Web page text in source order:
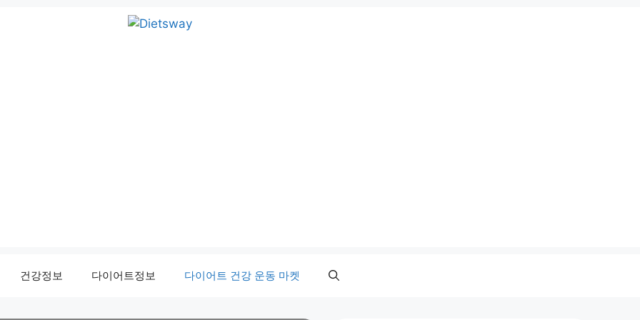
건강정보 다이어트정보 다이어트 건강 운동 마켓